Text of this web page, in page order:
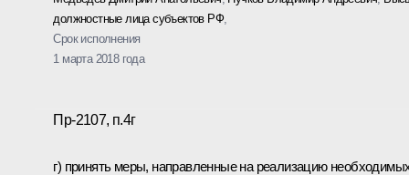
должностные лица субъектов РФ,
Срок исполнения
1 марта 2018 года
Пр-2107, п.4г
г) принять меры, направленные на реализацию